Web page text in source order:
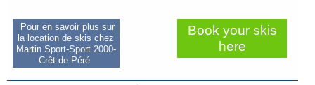
Pour en savoir plus sur
la location de skis chez
Martin Sport-Sport 2000-
Crêt de Péré
Book your skis
here